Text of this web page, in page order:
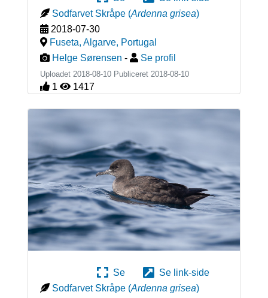
Sodfarvet Skråpe (Ardenna grisea)
2018-07-30
Fuseta, Algarve, Portugal
Helge Sørensen - Se profil
Uploadet 2018-08-10 Publiceret 2018-08-10
1 1417
Se
Se link-side
Sodfarvet Skråpe (Ardenna grisea)